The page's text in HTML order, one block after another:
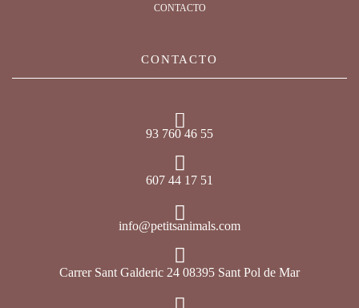
CONTACTO
CONTACTO
93 760 46 55
607 44 17 51
info@petitsanimals.com
Carrer Sant Galderic 24 08395 Sant Pol de Mar